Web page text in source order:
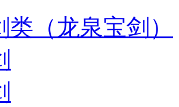
类（龙泉宝剑）